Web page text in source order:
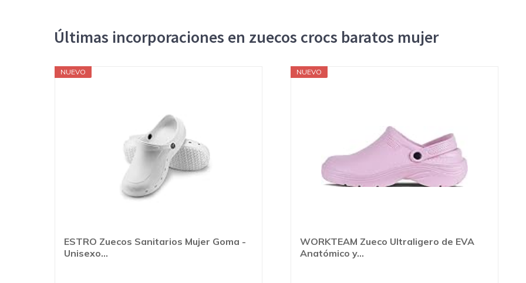
Últimas incorporaciones en zuecos crocs baratos mujer
NUEVO
ESTRO Zuecos Sanitarios Mujer Goma -
Unisexo...
NUEVO
WORKTEAM Zueco Ultraligero de EVA
Anatómico y...